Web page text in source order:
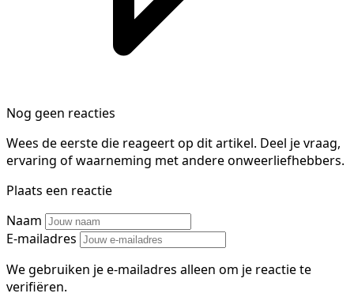
Nog geen reacties
Wees de eerste die reageert op dit artikel. Deel je vraag,
ervaring of waarneming met andere onweerliefhebbers.
Plaats een reactie
Naam
E-mailadres
We gebruiken je e-mailadres alleen om je reactie te
verifiëren.